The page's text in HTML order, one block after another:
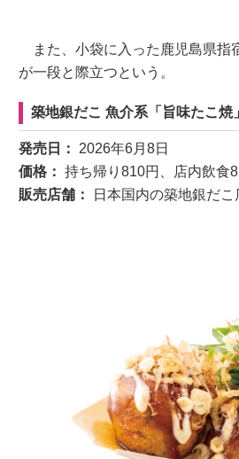
また、小袋に入った鹿児島県指
が一段と際立つという。
築地銀だこ 魚介系「旨味たこ焼
発売日： 2026年6月8日
価格： 持ち帰り810円、店内飲食
販売店舗：
日本国内の築地銀だこ